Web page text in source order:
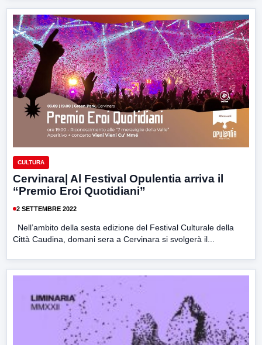
CULTURA
Cervinara| Al Festival Opulentia arriva il
“Premio Eroi Quotidiani”
2 SETTEMBRE 2022
Nell’ambito della sesta edizione del Festival Culturale della
Città Caudina, domani sera a Cervinara si svolgerà il...